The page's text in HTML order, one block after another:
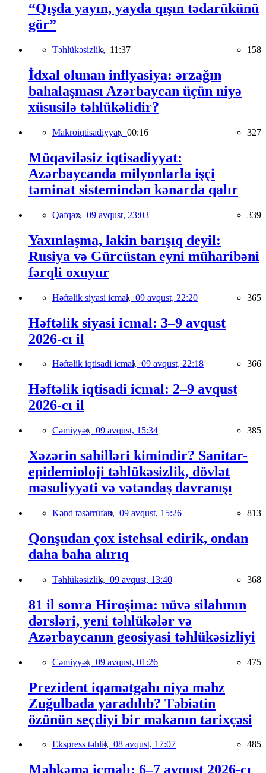
“Qışda yayın, yayda qışın tədarükünü
gör”
Təhlükəsizlik, 11:37 158
İdxal olunan inflyasiya: ərzağın
bahalaşması Azərbaycan üçün niyə
xüsusilə təhlükəlidir?
Makroiqtisadiyyat, 00:16 327
Müqaviləsiz iqtisadiyyat:
Azərbaycanda milyonlarla işçi
təminat sistemindən kənarda qalır
Qafqaz, 09 avqust, 23:03 339
Yaxınlaşma, lakin barışıq deyil:
Rusiya və Gürcüstan eyni müharibəni
fərqli oxuyur
Həftəlik siyasi icmal, 09 avqust, 22:20 365
Həftəlik siyasi icmal: 3–9 avqust
2026-cı il
Həftəlik iqtisadi icmal, 09 avqust, 22:18 366
Həftəlik iqtisadi icmal: 2–9 avqust
2026-cı il
Cəmiyyət, 09 avqust, 15:34 385
Xəzərin sahilləri kimindir? Sanitar-
epidemioloji təhlükəsizlik, dövlət
məsuliyyəti və vətəndaş davranışı
Kənd təsərrüfatı, 09 avqust, 15:26 813
Qonşudan çox istehsal edirik, ondan
daha baha alırıq
Təhlükəsizlik, 09 avqust, 13:40 368
81 il sonra Hiroşima: nüvə silahının
dərsləri, yeni təhlükələr və
Azərbaycanın geosiyasi təhlükəsizliyi
Cəmiyyət, 09 avqust, 01:26 475
Prezident iqamətgahı niyə məhz
Zuğulbada yaradılıb? Təbiətin
özünün seçdiyi bir məkanın tarixçəsi
Ekspress təhlil, 08 avqust, 17:07 485
Məhkəmə icmalı: 6–7 avqust 2026-cı